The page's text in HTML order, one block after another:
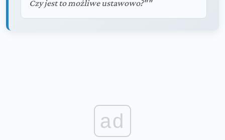
Czy jest to możliwe ustawowo?""
ad